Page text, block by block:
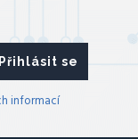
Přihlásit se
informací